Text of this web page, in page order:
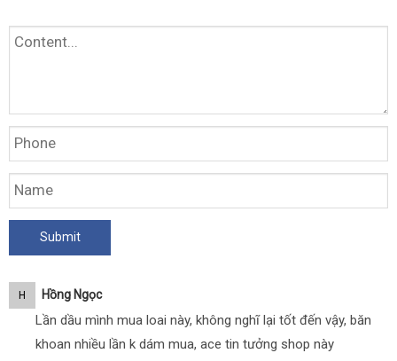
H Hồng Ngọc
Lần dầu mình mua loai này, không nghĩ lại tốt đến vậy, băn
khoan nhiều lần k dám mua, ace tin tưởng shop này